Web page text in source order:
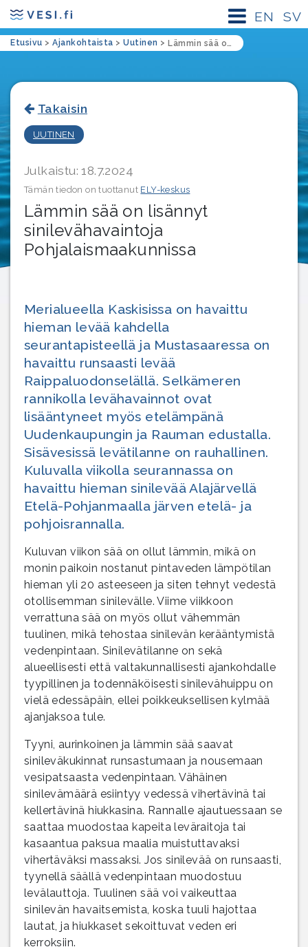
SV
EN
Etusivu > Ajankohtaista > Uutinen > Lämmin sää on lisännyt sinilevähavaintoja Pohjalaismaakunnissa
Takaisin
UUTINEN
Julkaistu: 18.7.2024
Tämän tiedon on tuottanut ELY-keskus
Lämmin sää on lisännyt
sinilevähavaintoja
Pohjalaismaakunnissa
Merialueella Kaskisissa on havaittu
hieman levää kahdella
seurantapisteellä ja Mustasaaressa on
havaittu runsaasti levää
Raippaluodonselällä. Selkämeren
rannikolla levähavainnot ovat
lisääntyneet myös etelämpänä
Uudenkaupungin ja Rauman edustalla.
Sisävesissä levätilanne on rauhallinen.
Kuluvalla viikolla seurannassa on
havaittu hieman sinilevää Alajärvellä
Etelä-Pohjanmaalla järven etelä- ja
pohjoisrannalla.
Kuluvan viikon sää on ollut lämmin, mikä on
monin paikoin nostanut pintaveden lämpötilan
hieman yli 20 asteeseen ja siten tehnyt vedestä
otollisemman sinilevälle. Viime viikkoon
verrattuna sää on myös ollut vähemmän
tuulinen, mikä tehostaa sinilevän kerääntymistä
vedenpintaan. Sinilevätilanne on sekä
alueellisesti että valtakunnallisesti ajankohdalle
tyypillinen ja todennäköisesti sinilevähuippu on
vielä edessäpäin, ellei poikkeuksellisen kylmää
ajanjaksoa tule.
Tyyni, aurinkoinen ja lämmin sää saavat
sinileväkukinnat runsastumaan ja nousemaan
vesipatsaasta vedenpintaan. Vähäinen
sinilevämäärä esiintyy vedessä vihertävinä tai
kellertävinä hiukkasina. Rannalle ajautuessaan se
saattaa muodostaa kapeita leväraitoja tai
kasaantua paksua maalia muistuttavaksi
vihertäväksi massaksi. Jos sinilevää on runsaasti,
tyynellä säällä vedenpintaan muodostuu
levälauttoja. Tuulinen sää voi vaikeuttaa
sinilevän havaitsemista, koska tuuli hajottaa
lautat, ja hiukkaset sekoittuvat veden eri
kerroksiin.